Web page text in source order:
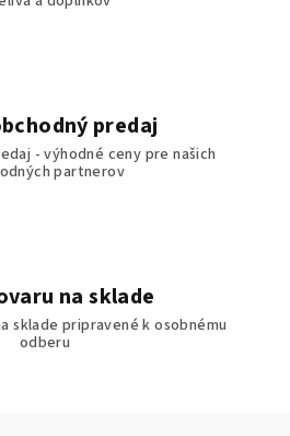
predaj
- výhodné ceny pre našich
partnerov
na sklade
sklade pripravené k osobnému
odberu